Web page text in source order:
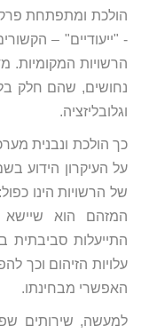
הולכת ומתפתחת
- "ייעודיים" –
הרשויות
נחושים, שהם חלק
וגלובליזציה.
כך הולכת ונבנית
על העיקרון הידוע
של הרשויות הינו
המזהם הוא שיישא
התייעלות סביבתית
עלויות הזיהום וכך
האפשרי מבחינתו.
למעשה, שירותים